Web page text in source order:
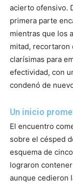
acierto ofensivo.
primera parte
mientras que los
mitad, recortaron
clarísimas para
efectividad, con
condenó de
Un inicio
El encuentro
sobre el césped
esquema de
lograron
aunque cedieron